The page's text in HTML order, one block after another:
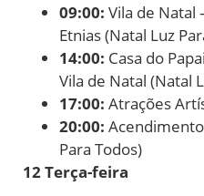
09:00: Vila de Natal
Etnias (Natal Luz
14:00: Casa do
Vila de Natal (Natal
17:00: Atrações
20:00:
Para Todos)
12 Terça-feira